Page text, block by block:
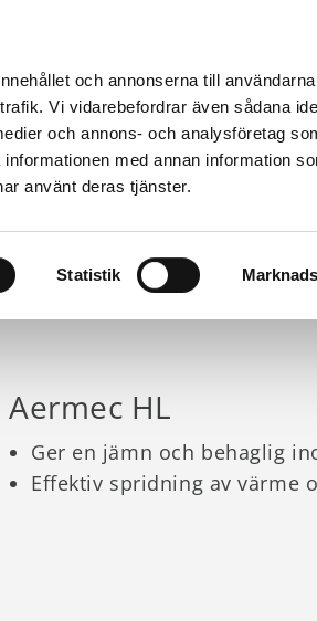
och annonserna till
Vi vidarebefordrar även sådana
och annons- och analysföretag
med annan information
använt deras tjänster.
Statistik
Kunskap
HL
Aermec HL
Ger en jämn och behaglig
Effektiv spridning av värme